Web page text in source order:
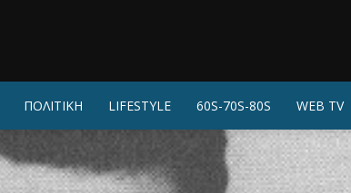
ΠΟΛΙΤΙΚΗ LIFESTYLE 60S-70S-80S WEB TV